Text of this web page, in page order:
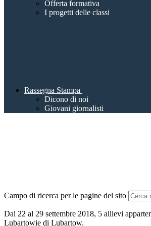
Offerta formativa
I progetti delle classi
Rassegna Stampa
Dicono di noi
Giovani giornalisti
Campo di ricerca per le pagine del sito
Dal 22 al 29 settembre 2018, 5 allievi
Lubartowie di Lubartow.